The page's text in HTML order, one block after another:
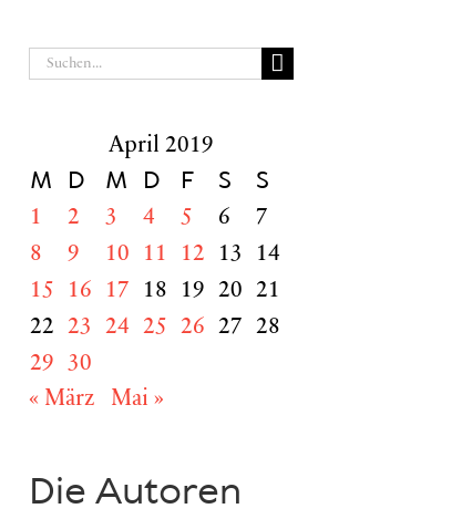
Suche
April 2019
M D M D F S S
1 2 3 4 5 6
7
8
9 10 11 12 13
14
15
16 17 18 19 20
21
22
23 24 25 26 27
28
29
30
« März
Mai »
Die Autoren